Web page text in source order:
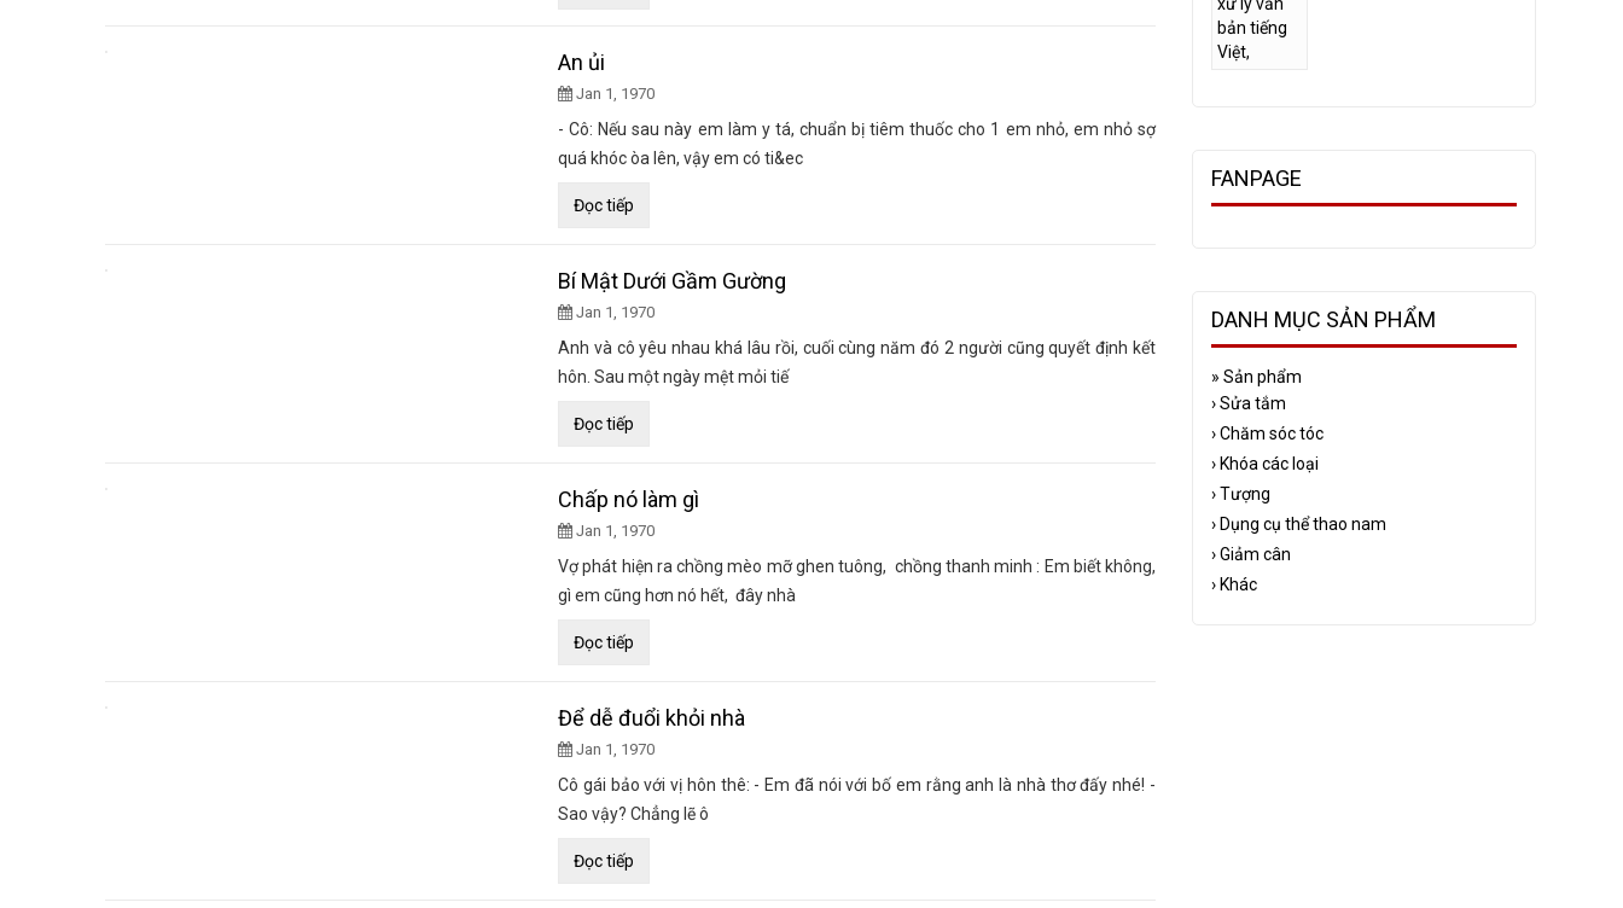
An ủi
Jan 1, 1970
- Cô: Nếu sau này em làm y tá, chuẩn bị tiêm thuốc cho 1 em nhỏ, em nhỏ sợ
quá khóc òa lên, vậy em có ti&ec
Đọc tiếp
Bí Mật Dưới Gầm Gường
Jan 1, 1970
Anh và cô yêu nhau khá lâu rồi, cuối cùng năm đó 2 người cũng quyết định kết
hôn. Sau một ngày mệt mỏi tiế
Đọc tiếp
Chấp nó làm gì
Jan 1, 1970
Vợ phát hiện ra chồng mèo mỡ ghen tuông, chồng thanh minh : Em biết không,
gì em cũng hơn nó hết, đây nhà
Đọc tiếp
Để dễ đuổi khỏi nhà
Jan 1, 1970
Cô gái bảo với vị hôn thê: - Em đã nói với bố em rằng anh là nhà thơ đấy nhé! -
Sao vậy? Chẳng lẽ ô
Đọc tiếp
FANPAGE
DANH MỤC SẢN PHẨM
» Sản phẩm
›Sửa tắm
›Chăm sóc tóc
› Khóa các loại
›Tượng
› Dụng cụ thể thao nam
›Giảm cân
› Khác